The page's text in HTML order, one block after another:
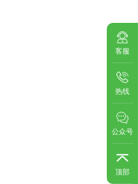
客服
热线
公众号
顶部